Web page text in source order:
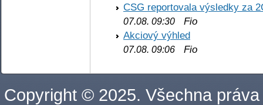
CSG reportovala výsledky za
07.08. 09:30 Fio
Akciový výhled
07.08. 09:06 Fio
Copyright © 2025. Všechna práva